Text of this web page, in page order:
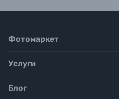
Фотомаркет
Услуги
Блог